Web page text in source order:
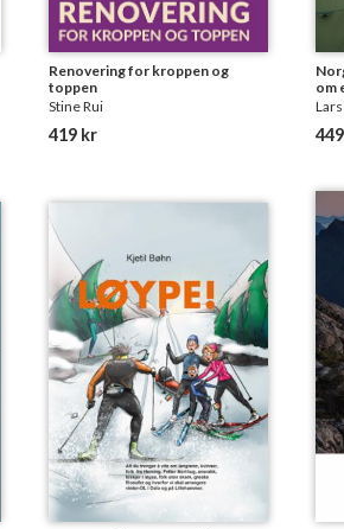
Renovering for kroppen og
toppen
Stine Rui
419 kr
om